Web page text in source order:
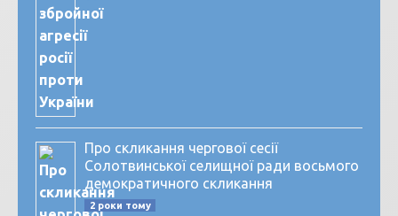
Про скликання чергової сесії
Солотвинської селищної ради восьмого
демократичного скликання
2 роки тому